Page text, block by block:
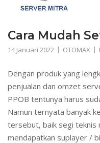
Cara Mudah
14 Januari 2022 OTOMAX
Dengan produk yang
penjualan dan omzet
PPOB tentunya harus
Namun ternyata banyak
tersebut, baik segi teknis
mendapatkan suplayer /